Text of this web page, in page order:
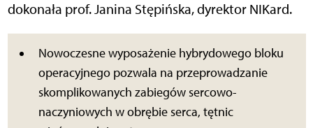
dokonała prof. Janina Stępińska, dyrektor NIKard.
Nowoczesne wyposażenie hybrydowego bloku
operacyjnego pozwala na przeprowadzanie
skomplikowanych zabiegów sercowo-
naczyniowych w obrębie serca, tętnic